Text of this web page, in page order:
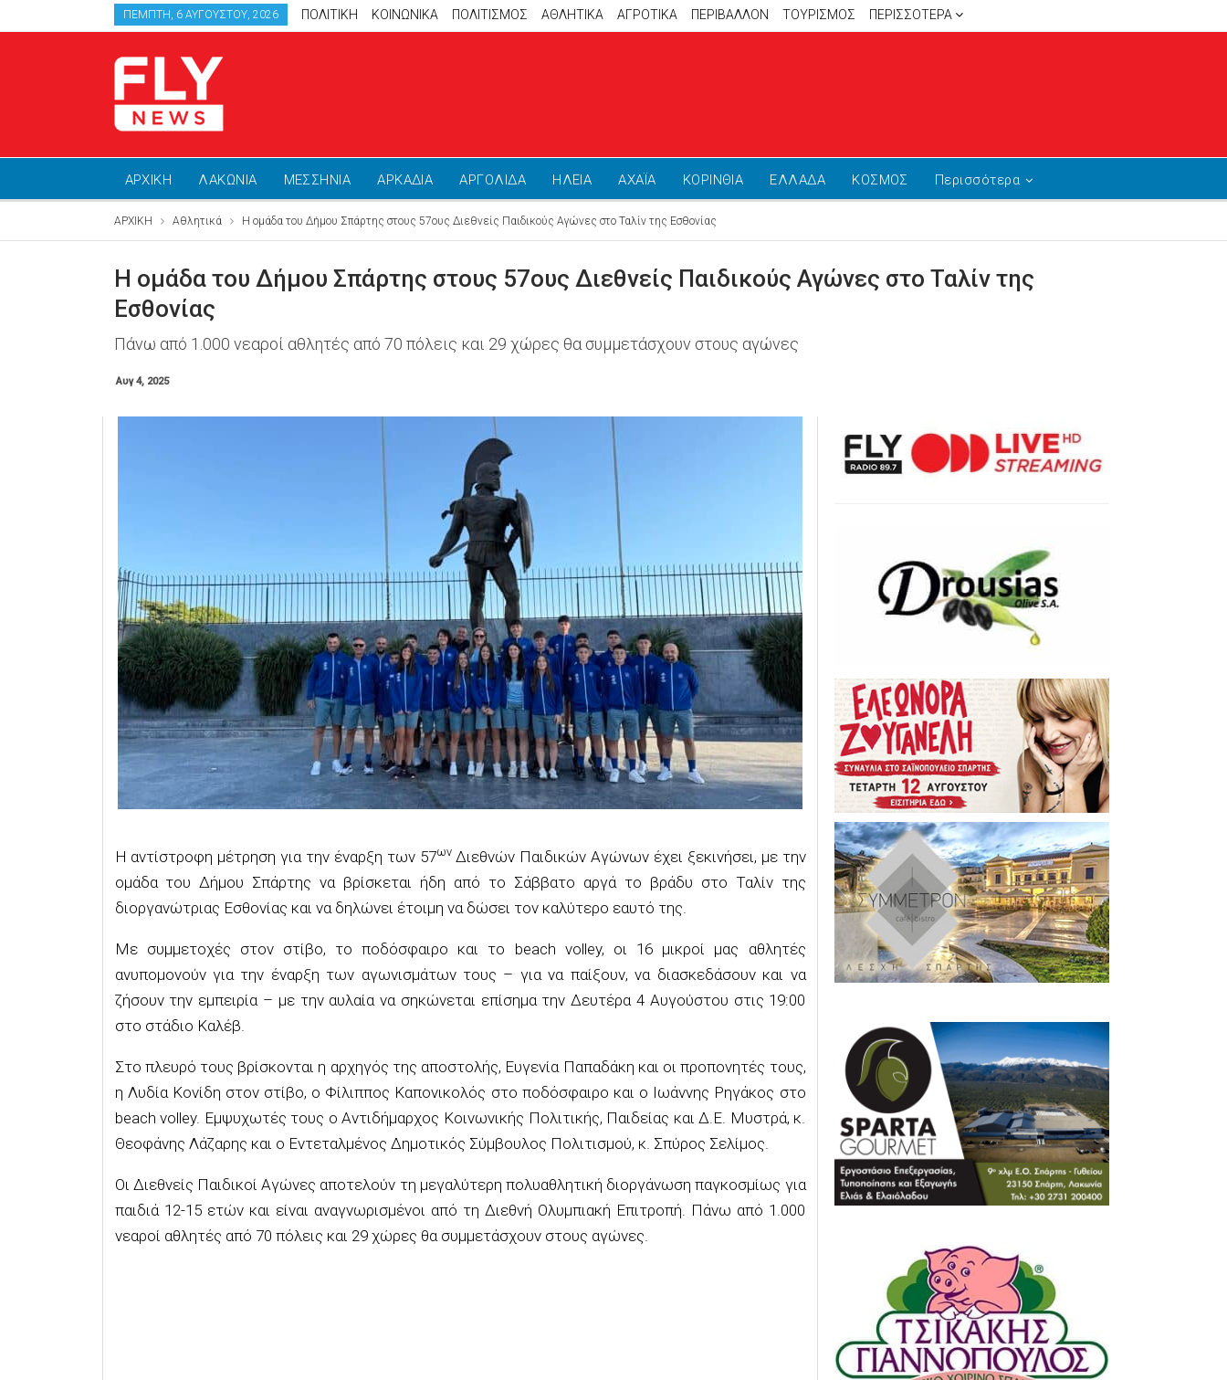
ΠΈΜΠΤΗ, 6 ΑΥΓΟΎΣΤΟΥ, 2026 ΠΟΛΙΤΙΚΗ ΚΟΙΝΩΝΙΚΑ ΠΟΛΙΤΙΣΜΟΣ ΑΘΛΗΤΙΚΆ ΑΓΡΟΤΙΚΑ ΠΕΡΙΒΑΛΛΟΝ ΤΟΥΡΙΣΜΟΣ ΠΕΡΙΣΣΌΤΕΡΑ
ΑΡΧΙΚΗ ΛΑΚΩΝΙΑ ΜΕΣΣΗΝΙΑ ΑΡΚΑΔΙΑ ΑΡΓΟΛΙΔΑ ΗΛΕΙΑ ΑΧΑΪΑ ΚΟΡΙΝΘΙΑ ΕΛΛΑΔΑ ΚΟΣΜΟΣ Περισσότερα
ΑΡΧΙΚΗ Αθλητικά Η ομάδα του Δήμου Σπάρτης στους 57ους Διεθνείς Παιδικούς Αγώνες στο Ταλίν της Εσθονίας
Η ομάδα του Δήμου Σπάρτης στους 57ους Διεθνείς Παιδικούς Αγώνες στο Ταλίν της
Εσθονίας
Πάνω από 1.000 νεαροί αθλητές από 70 πόλεις και 29 χώρες θα συμμετάσχουν στους αγώνες
Αυγ 4, 2025
Η αντίστροφη μέτρηση για την έναρξη των 57ωνΔιεθνών Παιδικών Αγώνων έχει ξεκινήσει, με την
ομάδα του Δήμου Σπάρτης να βρίσκεται ήδη από το Σάββατο αργά το βράδυ στο Ταλίν της
διοργανώτριας Εσθονίας και να δηλώνει έτοιμη να δώσει τον καλύτερο εαυτό της.
Με συμμετοχές στον στίβο, το ποδόσφαιρο και το beach volley, οι 16 μικροί μας αθλητές
ανυπομονούν για την έναρξη των αγωνισμάτων τους – για να παίξουν, να διασκεδάσουν και να
ζήσουν την εμπειρία – με την αυλαία να σηκώνεται επίσημα την Δευτέρα 4 Αυγούστου στις 19:00
στο στάδιο Καλέβ.
Στο πλευρό τους βρίσκονται η αρχηγός της αποστολής, Ευγενία Παπαδάκη και οι προπονητές τους,
η Λυδία Κονίδη στον στίβο, ο Φίλιππος Καπονικολός στο ποδόσφαιρο και ο Ιωάννης Ρηγάκος στο
beach volley. Εμψυχωτές τους ο Αντιδήμαρχος Κοινωνικής Πολιτικής, Παιδείας και Δ.Ε. Μυστρά, κ.
Θεοφάνης Λάζαρης και ο Εντεταλμένος Δημοτικός Σύμβουλος Πολιτισμού, κ. Σπύρος Σελίμος.
Οι Διεθνείς Παιδικοί Αγώνες αποτελούν τη μεγαλύτερη πολυαθλητική διοργάνωση παγκοσμίως για
παιδιά 12-15 ετών και είναι αναγνωρισμένοι από τη Διεθνή Ολυμπιακή Επιτροπή. Πάνω από 1.000
νεαροί αθλητές από 70 πόλεις και 29 χώρες θα συμμετάσχουν στους αγώνες.